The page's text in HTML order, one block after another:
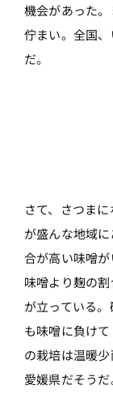
機会があった
佇まい。全国
だ。
さて、さつま
が盛んな地域
合が高い味噌
味噌より麹の
が立っている
も味噌に負け
の栽培は温暖
愛媛県だそうだ